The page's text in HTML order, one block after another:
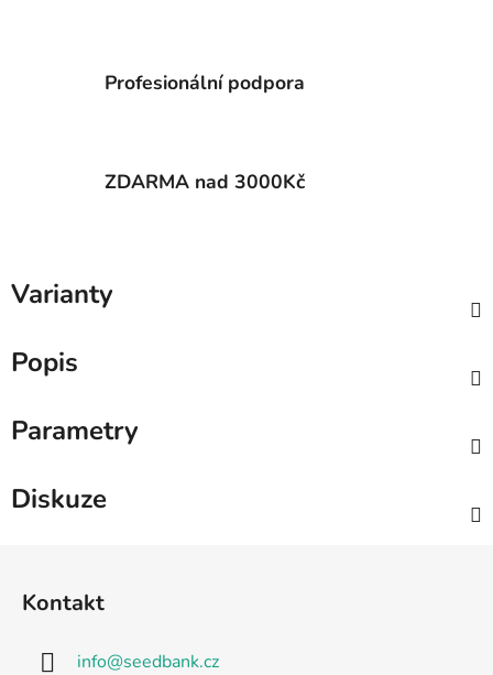
Profesionální podpora
ZDARMA nad 3000Kč
Varianty
Popis
Parametry
Diskuze
Kontakt
info@seedbank.cz